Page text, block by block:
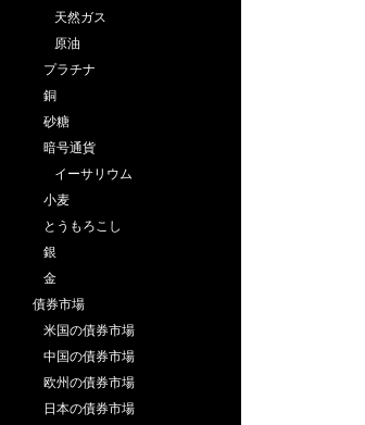
天然ガス
原油
プラチナ
銅
砂糖
暗号通貨
イーサリウム
小麦
とうもろこし
銀
金
債券市場
米国の債券市場
中国の債券市場
欧州の債券市場
日本の債券市場